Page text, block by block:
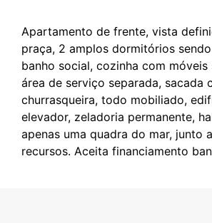
Apartamento de frente, vista
praça, 2 amplos dormitórios
banho social, cozinha com móveis
área de serviço separada, sacada
churrasqueira, todo mobiliado,
elevador, zeladoria permanente,
apenas uma quadra do mar, junto